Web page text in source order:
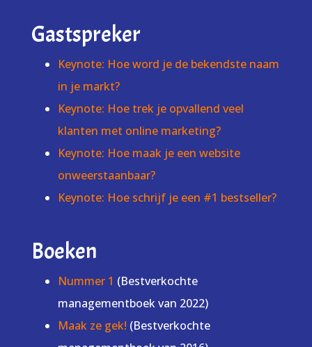
Gastspreker
Keynote: Hoe word je de bekendste naam
in je markt?
Keynote: Hoe trek je opvallend veel
klanten met online marketing?
Keynote: Hoe maak je een website
onweerstaanbaar?
Keynote: Hoe schrijf je een #1 bestseller?
Boeken
Nummer 1 (Bestverkochte
managementboek van 2022)
Maak ze gek! (Bestverkochte